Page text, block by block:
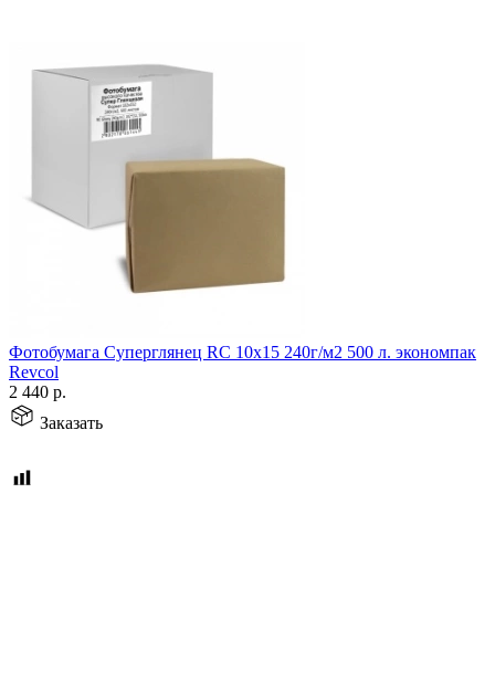
Фотобумага Суперглянец RC 10х15 240г/м2 500 л. экономпак
Revcol
2 440 р.
Заказать